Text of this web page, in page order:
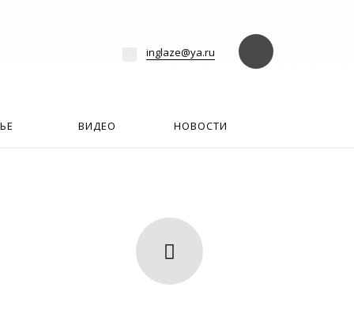
inglaze@ya.ru
ВИДЕО НОВОСТИ